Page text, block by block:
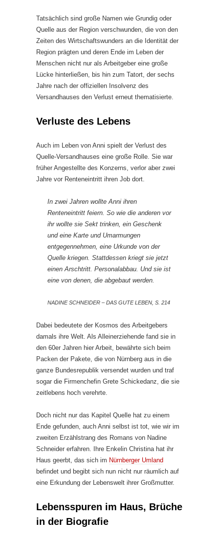
Tatsächlich sind große Namen wie Grundig oder
Quelle aus der Region verschwunden, die von den
Zeiten des Wirtschaftswunders an die Identität der
Region prägten und deren Ende im Leben der
Menschen nicht nur als Arbeitgeber eine große
Lücke hinterließen, bis hin zum Tatort, der sechs
Jahre nach der offiziellen Insolvenz des
Versandhauses den Verlust erneut thematisierte.
Verluste des Lebens
Auch im Leben von Anni spielt der Verlust des
Quelle-Versandhauses eine große Rolle. Sie war
früher Angestellte des Konzerns, verlor aber zwei
Jahre vor Renteneintritt ihren Job dort.
In zwei Jahren wollte Anni ihren
Renteneintritt feiern. So wie die anderen vor
ihr wollte sie Sekt trinken, ein Geschenk
und eine Karte und Umarmungen
entgegennehmen, eine Urkunde von der
Quelle kriegen. Stattdessen kriegt sie jetzt
einen Arschtritt. Personalabbau. Und sie ist
eine von denen, die abgebaut werden.
NADINE SCHNEIDER – DAS GUTE LEBEN, S. 214
Dabei bedeutete der Kosmos des Arbeitgebers
damals ihre Welt. Als Alleinerziehende fand sie in
den 60er Jahren hier Arbeit, bewährte sich beim
Packen der Pakete, die von Nürnberg aus in die
ganze Bundesrepublik versendet wurden und traf
sogar die Firmenchefin Grete Schickedanz, die sie
zeitlebens hoch verehrte.
Doch nicht nur das Kapitel Quelle hat zu einem
Ende gefunden, auch Anni selbst ist tot, wie wir im
zweiten Erzählstrang des Romans von Nadine
Schneider erfahren. Ihre Enkelin Christina hat ihr
Haus geerbt, das sich im Nürnberger Umland
befindet und begibt sich nun nicht nur räumlich auf
eine Erkundung der Lebenswelt ihrer Großmutter.
Lebensspuren im Haus, Brüche
in der Biografie